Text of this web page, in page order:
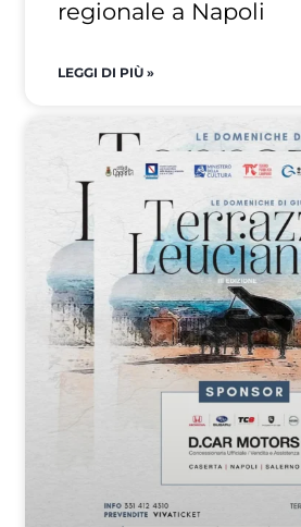
regionale a Napoli
LEGGI DI PIÙ »